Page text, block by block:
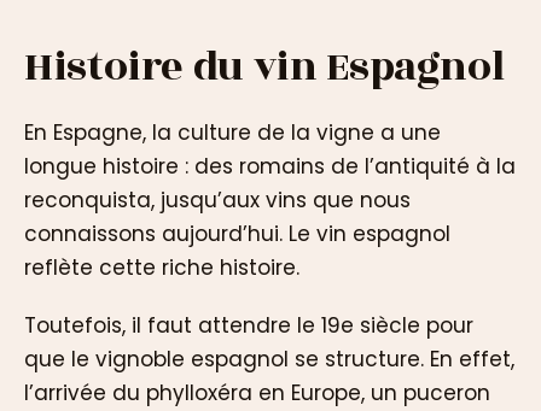
Histoire du vin Espagnol
En Espagne, la culture de la vigne a une
longue histoire : des romains de l’antiquité à la
reconquista, jusqu’aux vins que nous
connaissons aujourd’hui. Le vin espagnol
reflète cette riche histoire.
Toutefois, il faut attendre le 19e siècle pour
que le vignoble espagnol se structure. En effet,
l’arrivée du phylloxéra en Europe, un puceron